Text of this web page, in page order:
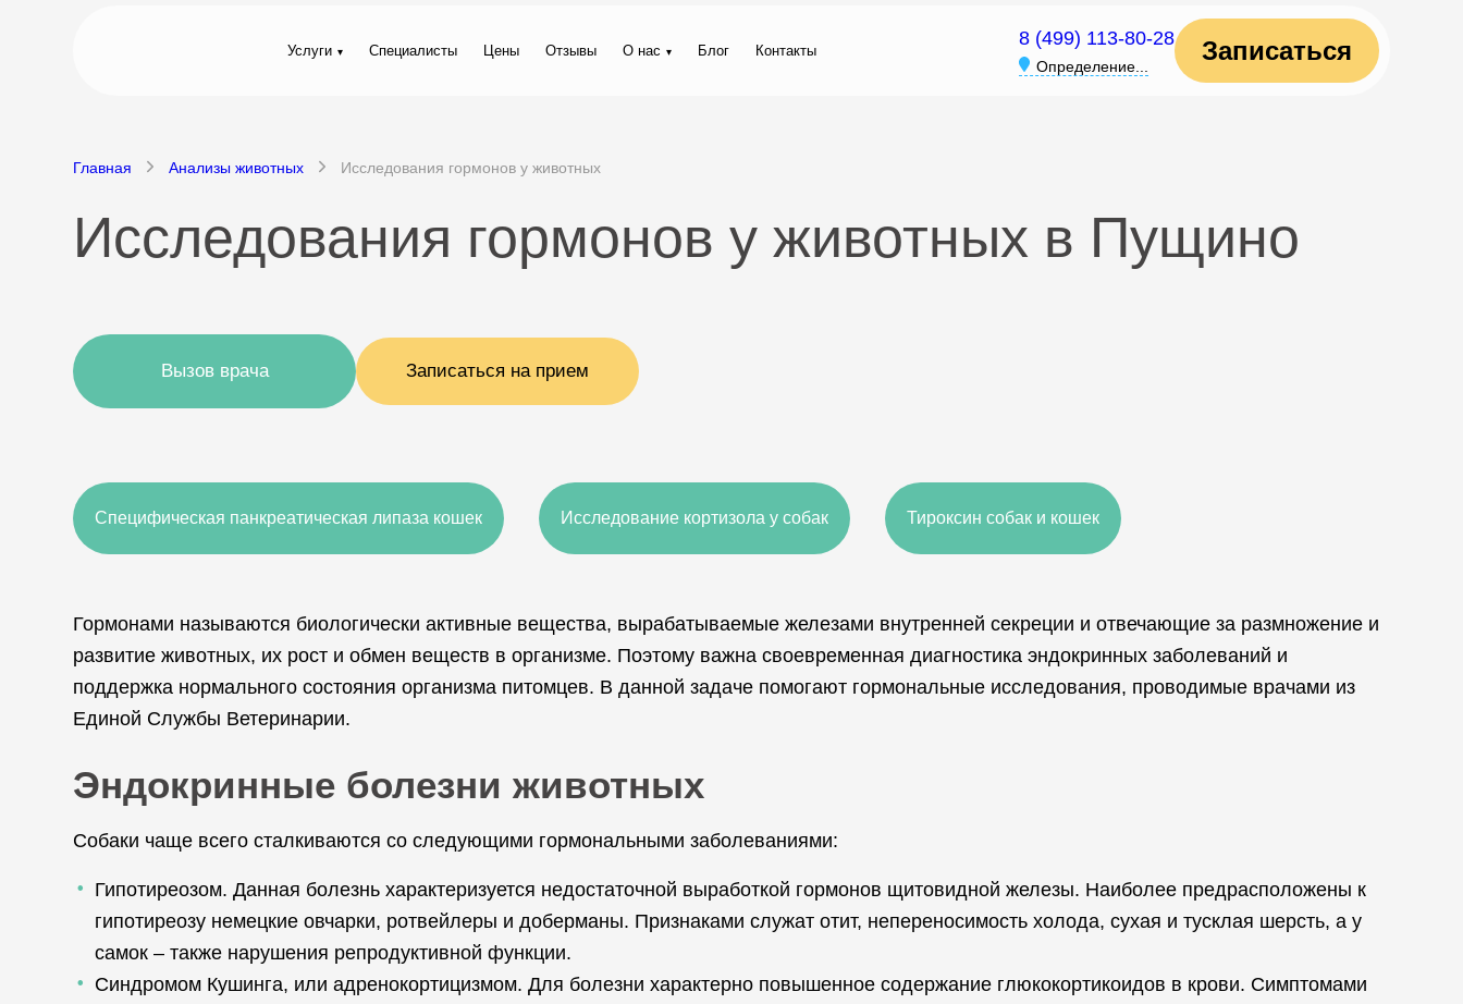
Услуги Специалисты Цены Отзывы О нас Блог Контакты
8 (499) 113-80-28
Определение...
Записаться
Главная Анализы животных Исследования гормонов у животных
Исследования гормонов у животных в Пущино
Вызов врача Записаться на прием
Специфическая панкреатическая липаза кошек Исследование кортизола у собак Тироксин собак и кошек
Гормонами называются биологически активные вещества, вырабатываемые железами внутренней секреции и отвечающие за размножение и
развитие животных, их рост и обмен веществ в организме. Поэтому важна своевременная диагностика эндокринных заболеваний и
поддержка нормального состояния организма питомцев. В данной задаче помогают гормональные исследования, проводимые врачами из
Единой Службы Ветеринарии.
Эндокринные болезни животных
Собаки чаще всего сталкиваются со следующими гормональными заболеваниями:
Гипотиреозом. Данная болезнь характеризуется недостаточной выработкой гормонов щитовидной железы. Наиболее предрасположены к
гипотиреозу немецкие овчарки, ротвейлеры и доберманы. Признаками служат отит, непереносимость холода, сухая и тусклая шерсть, а у
самок – также нарушения репродуктивной функции.
Синдромом Кушинга, или адренокортицизмом. Для болезни характерно повышенное содержание глюкокортикоидов в крови. Симптомами